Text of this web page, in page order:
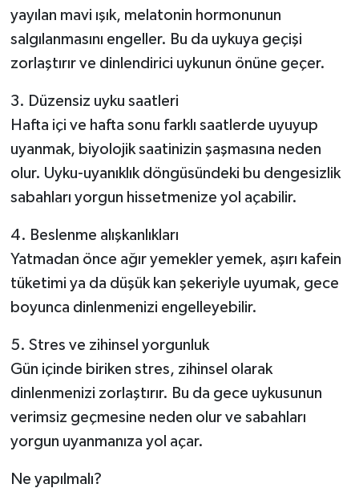
yayılan mavi ışık, melatonin hormonunun
salgılanmasını engeller. Bu da uykuya geçişi
zorlaştırır ve dinlendirici uykunun önüne geçer.
3. Düzensiz uyku saatleri
Hafta içi ve hafta sonu farklı saatlerde uyuyup
uyanmak, biyolojik saatinizin şaşmasına neden
olur. Uyku-uyanıklık döngüsündeki bu dengesizlik
sabahları yorgun hissetmenize yol açabilir.
4. Beslenme alışkanlıkları
Yatmadan önce ağır yemekler yemek, aşırı kafein
tüketimi ya da düşük kan şekeriyle uyumak, gece
boyunca dinlenmenizi engelleyebilir.
5. Stres ve zihinsel yorgunluk
Gün içinde biriken stres, zihinsel olarak
dinlenmenizi zorlaştırır. Bu da gece uykusunun
verimsiz geçmesine neden olur ve sabahları
yorgun uyanmanıza yol açar.
Ne yapılmalı?